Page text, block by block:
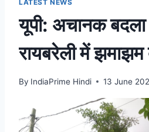
LATEST NEWS
यूपी: अचानक
रायबरेली में
जिलों में आंधी-
Hindustan
By IndiaPrime Hindi 13 June